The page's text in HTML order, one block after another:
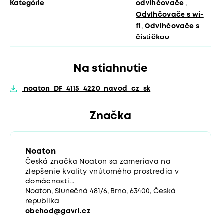
Kategórie
odvlhčovače ,
Odvlhčovače s wi-
fi , Odvlhčovače s
čističkou
Na stiahnutie
noaton_DF_4115_4220_navod_cz_sk
Značka
Noaton
Česká značka Noaton sa zameriava na
zlepšenie kvality vnútorného prostredia v
domácnosti...
Noaton, Slunečná 481/6, Brno, 63400, Česká
republika
obchod@gavri.cz